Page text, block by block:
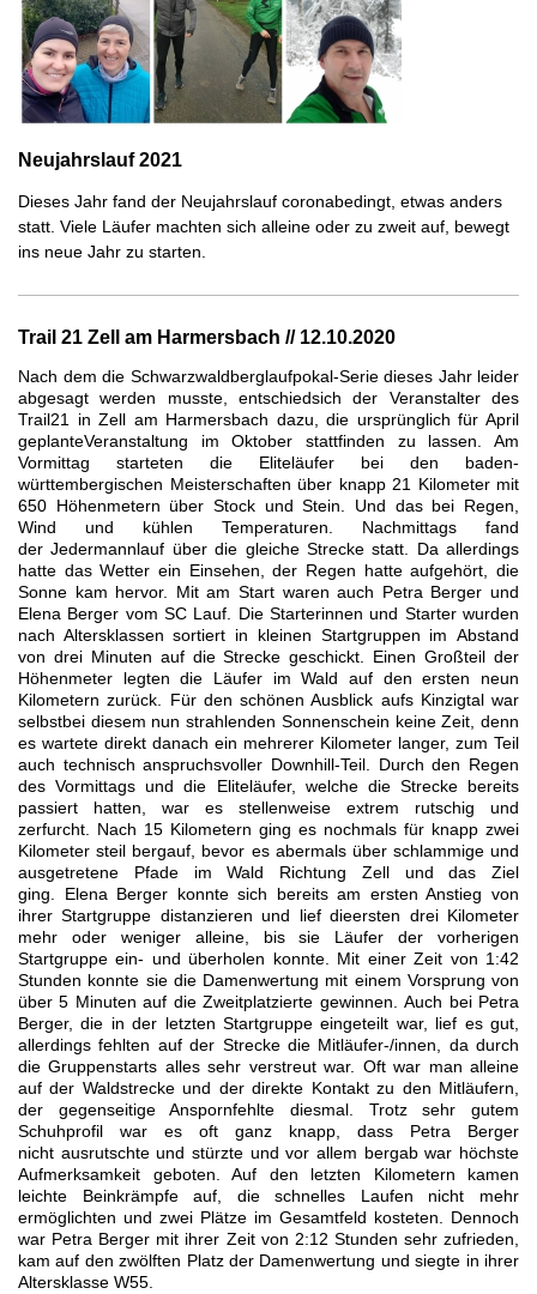
Neujahrslauf 2021
Dieses Jahr fand der Neujahrslauf coronabedingt, etwas anders
statt. Viele Läufer machten sich alleine oder zu zweit auf, bewegt
ins neue Jahr zu starten.
Trail 21 Zell am Harmersbach // 12.10.2020
Nach dem die Schwarzwaldberglaufpokal-Serie dieses Jahr leider
abgesagt werden musste, entschiedsich der Veranstalter des
Trail21 in Zell am Harmersbach dazu, die ursprünglich für April
geplanteVeranstaltung im Oktober stattfinden zu lassen. Am
Vormittag starteten die Eliteläufer bei den
baden-
württembergischen Meisterschaften über knapp 21 Kilometer mit
650 Höhenmetern über Stock und Stein. Und das bei Regen,
Wind und kühlen Temperaturen. Nachmittags fand
der Jedermannlauf über die gleiche Strecke statt. Da allerdings
hatte das Wetter ein Einsehen, der Regen hatte aufgehört, die
Sonne kam hervor. Mit am Start waren auch Petra Berger und
Elena Berger vom SC Lauf. Die Starterinnen und Starter wurden
nach Altersklassen sortiert in kleinen Startgruppen im Abstand
von drei Minuten auf die Strecke geschickt. Einen Großteil der
Höhenmeter legten die Läufer
im Wald auf den ersten neun
Kilometern zurück. Für den schönen Ausblick aufs Kinzigtal war
selbstbei diesem nun strahlenden Sonnenschein keine Zeit, denn
es wartete direkt danach ein mehrerer Kilometer langer, zum Teil
auch technisch anspruchsvoller Downhill-Teil. Durch den Regen
des Vormittags und die Eliteläufer, welche die Strecke bereits
passiert hatten, war es stellenweise extrem
rutschig und
zerfurcht. Nach 15 Kilometern ging es nochmals für knapp zwei
Kilometer steil bergauf, bevor es abermals über schlammige und
ausgetretene Pfade im Wald Richtung Zell und das Ziel
ging.
Elena Berger konnte sich bereits am ersten Anstieg von
ihrer Startgruppe distanzieren und lief dieersten drei Kilometer
mehr oder weniger alleine, bis sie Läufer der vorherigen
Startgruppe ein- und überholen konnte. Mit einer Zeit von 1:42
Stunden konnte sie die Damenwertung mit einem Vorsprung von
über 5 Minuten auf die Zweitplatzierte gewinnen. Auch bei Petra
Berger, die in der letzten Startgruppe eingeteilt war, lief es gut,
allerdings fehlten auf der Strecke die Mitläufer-/innen, da durch
die Gruppenstarts alles sehr verstreut war. Oft war man alleine
auf der Waldstrecke und der direkte Kontakt zu den Mitläufern,
der gegenseitige Anspornfehlte diesmal. Trotz sehr gutem
Schuhprofil war es oft ganz knapp, dass Petra Berger
nicht ausrutschte und stürzte und vor allem bergab war höchste
Aufmerksamkeit geboten. Auf den letzten
Kilometern kamen
leichte Beinkrämpfe auf, die schnelles Laufen nicht mehr
ermöglichten und zwei Plätze im Gesamtfeld kosteten. Dennoch
war Petra Berger mit ihrer Zeit von 2:12 Stunden sehr zufrieden,
kam auf den zwölften Platz der Damenwertung und siegte in ihrer
Altersklasse W55.